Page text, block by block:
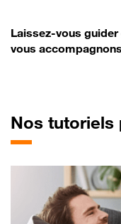
Laissez-vous
vous
Nos tutoriels